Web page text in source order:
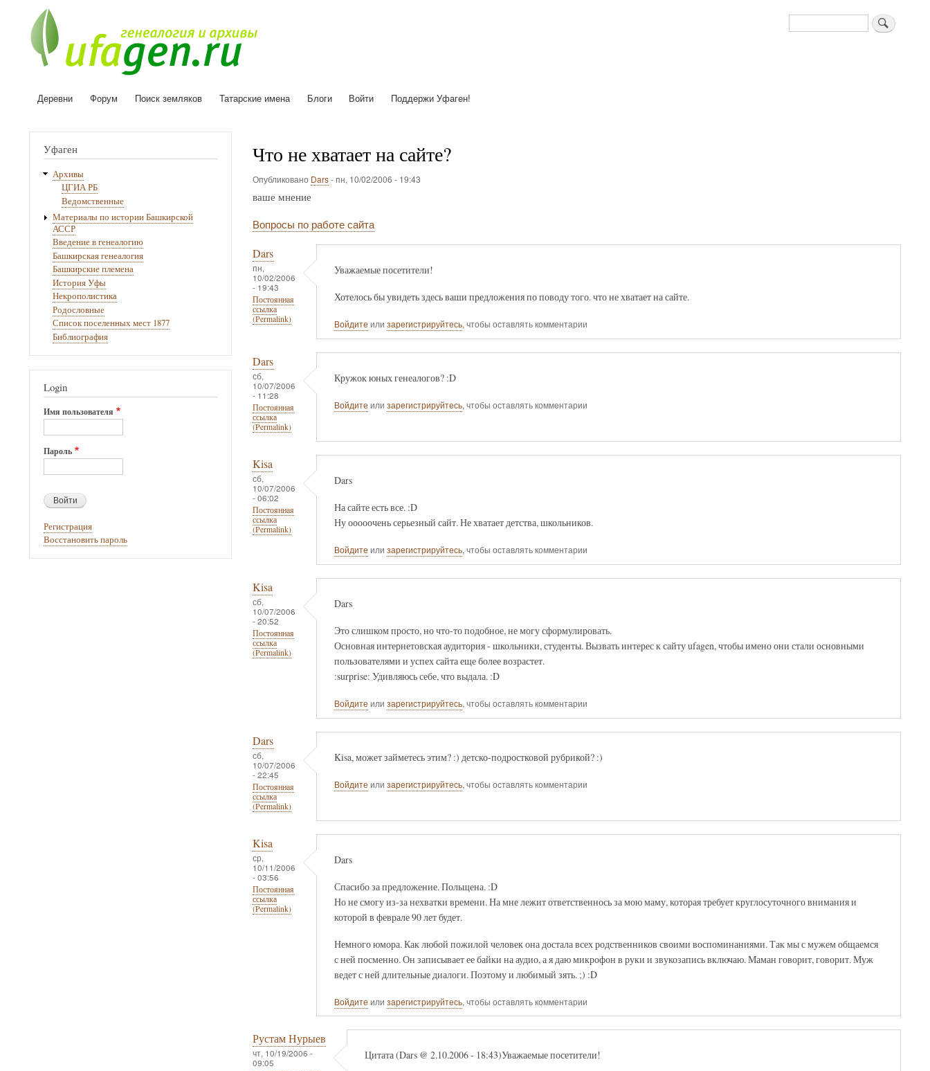
Поиск
Основная
Деревни Форум Поиск земляков Татарские имена Блоги Войти Поддержи Уфаген!
Что не хватает на сайте?
Опубликовано Dars-пн, 10/02/2006 - 19:43
ваше мнение
Вопросы по работе сайта
Dars
пн,
10/02/2006
- 19:43
Постоянная
ссылка
(Permalink)
Уважаемые посетители!
Хотелось бы увидеть здесь ваши предложения по поводу того. что не хватает на сайте.
Войдите или зарегистрируйтесь, чтобы оставлять комментарии
Dars
сб,
10/07/2006
- 11:28
Постоянная
ссылка
(Permalink)
Кружок юных генеалогов? :D
Войдите или зарегистрируйтесь, чтобы оставлять комментарии
Kisa
сб,
10/07/2006
- 06:02
Постоянная
ссылка
(Permalink)
Dars
На сайте есть все. :D
Ну ооооочень серьезный сайт. Не хватает детства, школьников.
Войдите или зарегистрируйтесь, чтобы оставлять комментарии
Kisa
сб,
10/07/2006
- 20:52
Постоянная
ссылка
(Permalink)
Dars
Это слишком просто, но что-то подобное, не могу сформулировать.
Основная интернетовская аудитория - школьники, студенты. Вызвать интерес к сайту ufagen, чтобы имено они стали основными
пользователями и успех сайта еще более возрастет.
:surprise: Удивляюсь себе, что выдала. :D
Войдите или зарегистрируйтесь, чтобы оставлять комментарии
Dars
сб,
10/07/2006
- 22:45
Постоянная
ссылка
(Permalink)
Kisa, может займетесь этим? :) детско-подростковой рубрикой? :)
Войдите или зарегистрируйтесь, чтобы оставлять комментарии
Kisa
ср,
10/11/2006
- 03:56
Постоянная
ссылка
(Permalink)
Dars
Спасибо за предложение. Польщена. :D
Но не смогу из-за нехватки времени. На мне лежит ответственнось за мою маму, которая требует круглосуточного внимания и
которой в феврале 90 лет будет.
Немного юмора. Как любой пожилой человек она достала всех родственников своими воспоминаниями. Так мы с мужем общаемся
с ней посменно. Он записывает ее байки на аудио, а я даю микрофон в руки и звукозапись включаю. Маман говорит, говорит. Муж
ведет с ней длительные диалоги. Поэтому и любимый зять. ;) :D
Войдите или зарегистрируйтесь, чтобы оставлять комментарии
Рустам Нурыев
чт, 10/19/2006 -
09:05
Цитата (Dars @ 2.10.2006 - 18:43)Уважаемые посетители!
Уфаген
Архивы
ЦГИА РБ
Ведомственные
Материалы по истории Башкирской
АССР
Введение в генеалогию
Башкирская генеалогия
Башкирские племена
История Уфы
Некрополистика
Родословные
Список поселенных мест 1877
Библиография
Login
Имя пользователя
Пароль
Регистрация
Восстановить пароль